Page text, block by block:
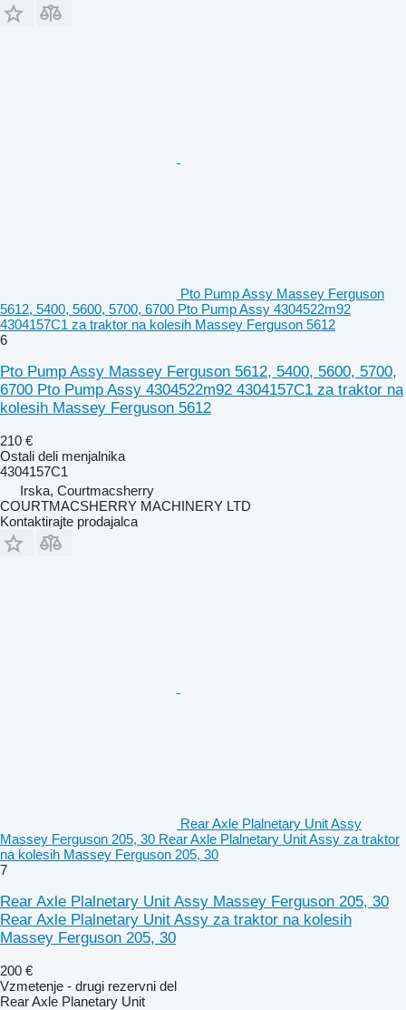
Pto Pump Assy Massey Ferguson
5612, 5400, 5600, 5700, 6700 Pto Pump Assy 4304522m92
4304157C1 za traktor na kolesih Massey Ferguson 5612
6
Pto Pump Assy Massey Ferguson 5612, 5400, 5600, 5700,
6700 Pto Pump Assy 4304522m92 4304157C1 za traktor na
kolesih Massey Ferguson 5612
210 €
Ostali deli menjalnika
4304157C1
Irska, Courtmacsherry
COURTMACSHERRY MACHINERY LTD
Kontaktirajte prodajalca
Rear Axle Plalnetary Unit Assy
Massey Ferguson 205, 30 Rear Axle Plalnetary Unit Assy za traktor
na kolesih Massey Ferguson 205, 30
7
Rear Axle Plalnetary Unit Assy Massey Ferguson 205, 30
Rear Axle Plalnetary Unit Assy za traktor na kolesih
Massey Ferguson 205, 30
200 €
Vzmetenje - drugi rezervni del
Rear Axle Planetary Unit